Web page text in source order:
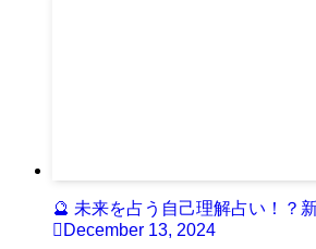
🔮 未来を占う自己理解占い！？
December 13, 2024